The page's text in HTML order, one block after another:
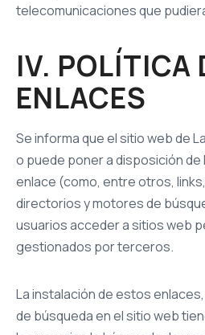
telecomunicaciones que
IV. POLÍTICA
ENLACES
Se informa que el sitio web de
o puede poner a disposición
enlace (como, entre otros,
directorios y motores de
usuarios acceder a sitios web
gestionados por terceros.
La instalación de estos
de búsqueda en el sitio web